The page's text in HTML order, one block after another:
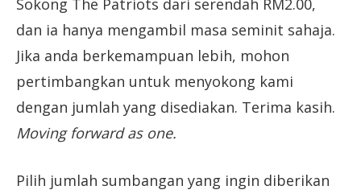
dan ia hanya mengambil masa seminit sahaja.
Jika anda berkemampuan lebih, mohon
pertimbangkan untuk menyokong kami
dengan jumlah yang disediakan. Terima kasih.
Moving forward as one.
Pilih jumlah sumbangan yang ingin diberikan